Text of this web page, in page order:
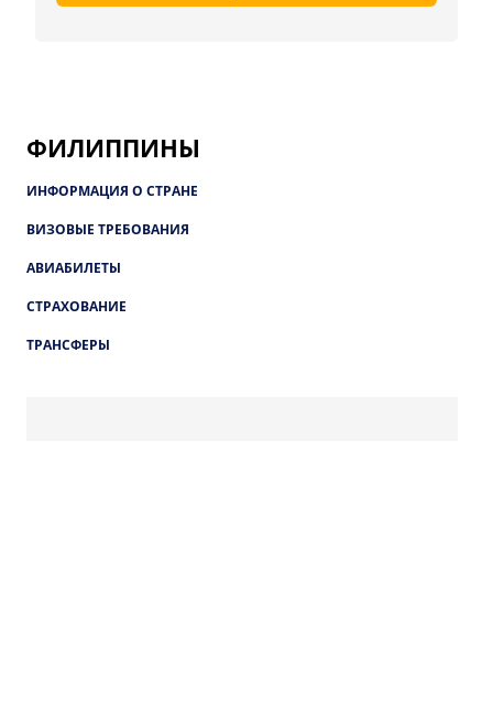
ФИЛИППИНЫ
ИНФОРМАЦИЯ О СТРАНЕ
ВИЗОВЫЕ ТРЕБОВАНИЯ
АВИАБИЛЕТЫ
СТРАХОВАНИЕ
ТРАНСФЕРЫ